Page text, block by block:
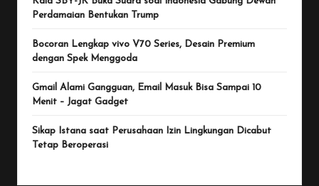
Perdamaian Bentukan Trump
Bocoran Lengkap vivo V70 Series, Desain Premium
dengan Spek Menggoda
Gmail Alami Gangguan, Email Masuk Bisa Sampai 10
Menit – Jagat Gadget
Sikap Istana saat Perusahaan Izin Lingkungan Dicabut
Tetap Beroperasi